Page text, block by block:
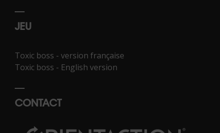
JEU
Toxic boss - version française
Toxic boss - English version
CONTACT